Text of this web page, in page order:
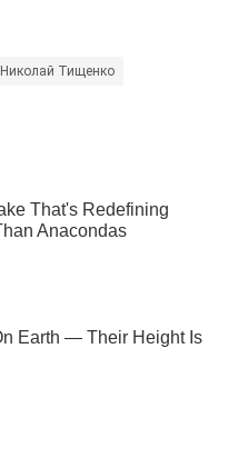
Николай Тищенко